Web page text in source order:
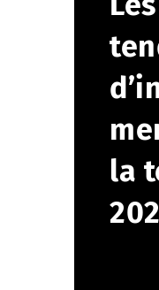
la